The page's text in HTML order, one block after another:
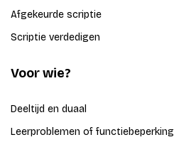
Afgekeurde scriptie
Scriptie verdedigen
Voor wie?
Deeltijd en duaal
Leerproblemen of functiebeperking